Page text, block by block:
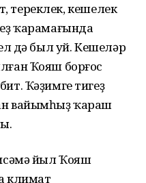
тереклек, кешелек
ҡарамағында
дә был уй. Кешеләр
Ҡояш борғос
Ҡәҙимге тигеҙ
вайымһыҙ ҡараш
йыл Ҡояш
климат